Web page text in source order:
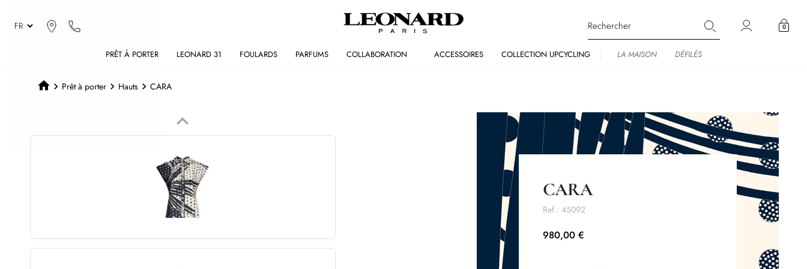
0
PRÊT À PORTER LEONARD 31 FOULARDS PARFUMS COLLABORATION ACCESSOIRES COLLECTION UPCYCLING LA MAISON DÉFILÉS
Prêt à porter Hauts CARA
Précédent
keyboard_arrow_up
CARA
Ref.: 45092
980,00 €